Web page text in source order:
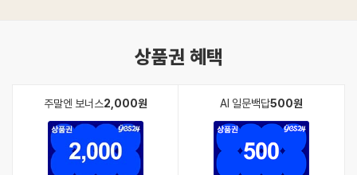
상품권 혜택
주말엔 보너스2,000원 AI 일문백답500원